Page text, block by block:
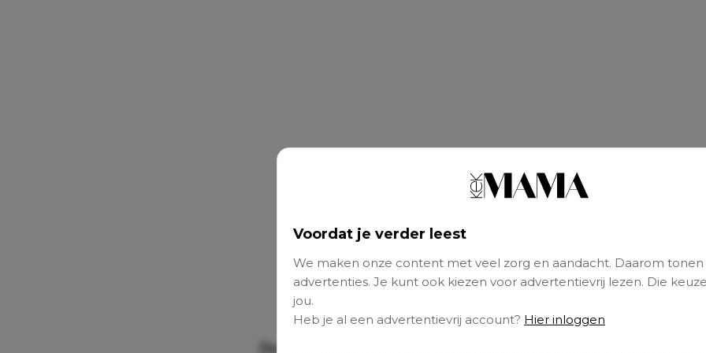
Voordat je verder leest
We maken onze content met veel zorg en aandacht. Daarom tonen
advertenties. Je kunt ook kiezen voor advertentievrij lezen. Die
jou.
Heb je al een advertentievrij account? Hier inloggen
Ben jij een moeder met een drukke agenda, een overvolle